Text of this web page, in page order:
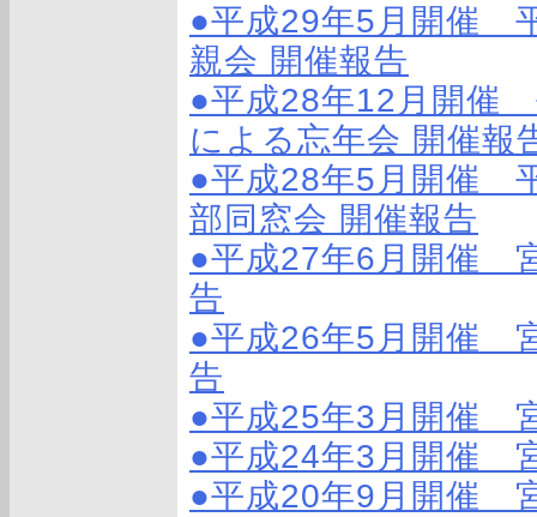
●平成29年5月開催
親会 開催報告
●平成28年12月開催
による忘年会 開催報
●平成28年5月開催
部同窓会 開催報告
●平成27年6月開催
告
●平成26年5月開催
告
●平成25年3月開催
●平成24年3月開催
●平成20年9月開催